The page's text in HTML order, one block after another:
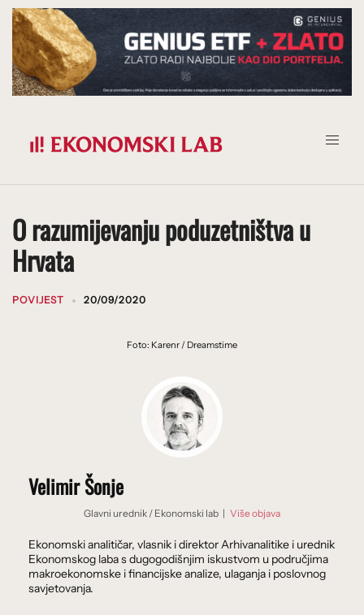
Prijeđi
na
sadržaj
O razumijevanju poduzetništva u
Hrvata
POVIJEST 20/09/2020
Foto: Karenr / Dreamstime
Velimir Šonje
Glavni urednik / Ekonomski lab | Više objava
Ekonomski analitičar, vlasnik i direktor Arhivanalitike i urednik
Ekonomskog laba s dugogodišnjim iskustvom u područjima
makroekonomske i financijske analize, ulaganja i poslovnog
savjetovanja.